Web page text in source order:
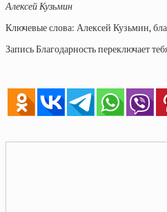
Алексей Кузьмин
Ключевые слова: Алексей Кузьмин,
Запись Благодарность переключает